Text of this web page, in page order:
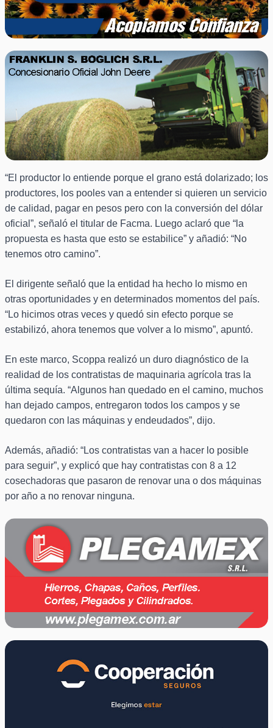
“El productor lo entiende porque el grano está dolarizado; los
productores, los pooles van a entender si quieren un servicio
de calidad, pagar en pesos pero con la conversión del dólar
oficial”, señaló el titular de Facma. Luego aclaró que “la
propuesta es hasta que esto se estabilice” y añadió: “No
tenemos otro camino”.
El dirigente señaló que la entidad ha hecho lo mismo en
otras oportunidades y en determinados momentos del país.
“Lo hicimos otras veces y quedó sin efecto porque se
estabilizó, ahora tenemos que volver a lo mismo”, apuntó.
En este marco, Scoppa realizó un duro diagnóstico de la
realidad de los contratistas de maquinaria agrícola tras la
última sequía. “Algunos han quedado en el camino, muchos
han dejado campos, entregaron todos los campos y se
quedaron con las máquinas y endeudados”, dijo.
Además, añadió: “Los contratistas van a hacer lo posible
para seguir”, y explicó que hay contratistas con 8 a 12
cosechadoras que pasaron de renovar una o dos máquinas
por año a no renovar ninguna.